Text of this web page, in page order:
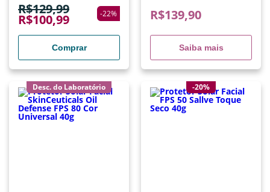
R$129,99
R$100,99 -22%
Comprar
R$139,90
Saiba mais
Desc. do Laboratório -20%